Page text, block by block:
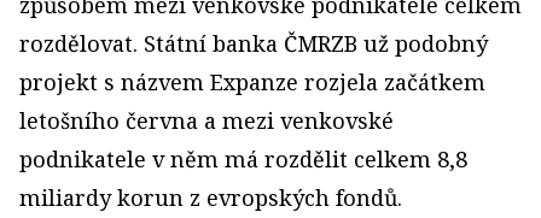
rozdělovat. Státní banka ČMRZB už podobný
projekt s názvem Expanze rozjela začátkem
letošního června a mezi venkovské
podnikatele v něm má rozdělit celkem 8,8
miliardy korun z evropských fondů.